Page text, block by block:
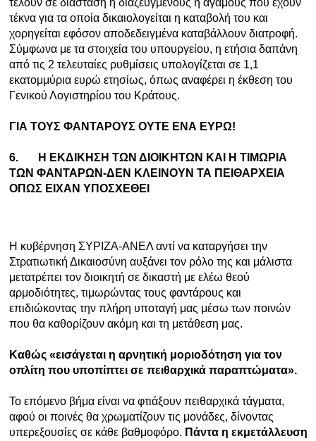
τελούν σε διάσταση ή διαζευγμένους ή άγαμους που έχουν
τέκνα για τα οποία δικαιολογείται η καταβολή του και
χορηγείται εφόσον αποδεδειγμένα καταβάλλουν διατροφή.
Σύμφωνα με τα στοιχεία του υπουργείου, η ετήσια δαπάνη
από τις 2 τελευταίες ρυθμίσεις υπολογίζεται σε 1,1
εκατομμύρια ευρώ ετησίως, όπως αναφέρει η έκθεση του
Γενικού Λογιστηρίου του Κράτους.
ΓΙΑ ΤΟΥΣ ΦΑΝΤΑΡΟΥΣ ΟΥΤΕ ΕΝΑ ΕΥΡΩ!
6.
Η ΕΚΔΙΚΗΣΗ ΤΩΝ ΔΙΟΙΚΗΤΩΝ ΚΑΙ Η ΤΙΜΩΡΙΑ
ΤΩΝ ΦΑΝΤΑΡΩΝ-ΔΕΝ ΚΛΕΙΝΟΥΝ ΤΑ ΠΕΙΘΑΡΧΕΙΑ
ΟΠΩΣ ΕΙΧΑΝ ΥΠΟΣΧΕΘΕΙ
Η κυβέρνηση ΣΥΡΙΖΑ-ΑΝΕΛ αντί να καταργήσει την
Στρατιωτική Δικαιοσύνη αυξάνει τον ρόλο της και μάλιστα
μετατρέπει τον διοικητή σε δικαστή με ελέω θεού
αρμοδιότητες, τιμωρώντας τους φαντάρους και
επιδιώκοντας την πλήρη υποταγή μας μέσω των ποινών
που θα καθορίζουν ακόμη και τη μετάθεση μας.
Καθώς «εισάγεται η αρνητική μοριοδότηση για τον
οπλίτη που υποπίπτει σε πειθαρχικά παραπτώματα».
Το επόμενο βήμα είναι να φτιάξουν πειθαρχικά τάγματα,
αφού οι ποινές θα χρωματίζουν τις μονάδες, δίνοντας
υπερεξουσίες σε κάθε βαθμοφόρο. Πάντα η εκμετάλλευση